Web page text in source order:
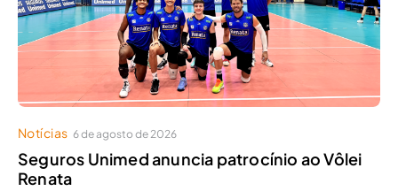
Notícias 6 de agosto de 2026
Seguros Unimed anuncia patrocínio ao Vôlei
Renata